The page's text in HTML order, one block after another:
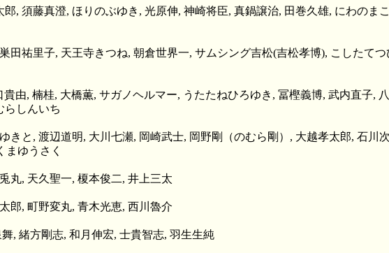
, 須藤真澄, ほりのぶゆき, 光原伸, 神崎将臣, 真鍋譲治, 田巻久雄, にわのま
祐里子, 天王寺きつね, 朝倉世界一, サムシング吉松(吉松孝博), こしたて
由, 楠桂, 大橋薫, サガノヘルマー, うたたねひろゆき, 冨樫義博, 武内直子,
らしんいち
と, 渡辺道明, 大川七瀬, 岡崎武士, 岡野剛（のむら剛）, 大越孝太郎, 石川
まゆうさく
丸, 天久聖一, 榎本俊二, 井上三太
郎, 町野変丸, 青木光恵, 西川魯介
, 緒方剛志, 和月伸宏, 士貴智志, 羽生生純